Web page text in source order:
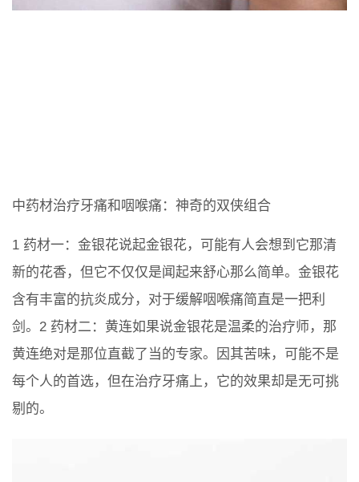
中药材治疗牙痛和咽喉痛：神奇的双侠组合
1 药材一：金银花说起金银花，可能有人会想到它那清
新的花香，但它不仅仅是闻起来舒心那么简单。金银花
含有丰富的抗炎成分，对于缓解咽喉痛简直是一把利
剑。2 药材二：黄连如果说金银花是温柔的治疗师，那
黄连绝对是那位直截了当的专家。因其苦味，可能不是
每个人的首选，但在治疗牙痛上，它的效果却是无可挑
剔的。